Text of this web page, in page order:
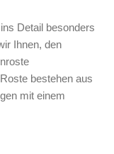
Detail besonders
Ihnen, den
bestehen aus
mit einem